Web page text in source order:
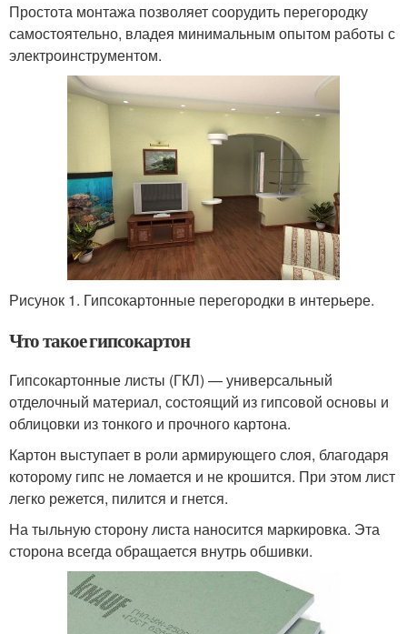
Простота монтажа позволяет соорудить перегородку
самостоятельно, владея минимальным опытом работы с
электроинструментом.
Рисунок 1. Гипсокартонные перегородки в интерьере.
Что такое гипсокартон
Гипсокартонные листы (ГКЛ) — универсальный
отделочный материал, состоящий из гипсовой основы и
облицовки из тонкого и прочного картона.
Картон выступает в роли армирующего слоя, благодаря
которому гипс не ломается и не крошится. При этом лист
легко режется, пилится и гнется.
На тыльную сторону листа наносится маркировка. Эта
сторона всегда обращается внутрь обшивки.